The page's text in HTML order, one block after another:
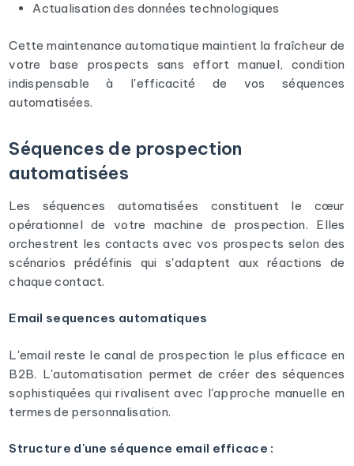
Actualisation des données technologiques
Cette maintenance automatique maintient la fraîcheur de
votre base prospects sans effort manuel, condition
indispensable à l'efficacité de vos séquences
automatisées.
Séquences de prospection
automatisées
Les séquences automatisées constituent le cœur
opérationnel de votre machine de prospection. Elles
orchestrent les contacts avec vos prospects selon des
scénarios prédéfinis qui s'adaptent aux réactions de
chaque contact.
Email sequences automatiques
L'email reste le canal de prospection le plus efficace en
B2B. L'automatisation permet de créer des séquences
sophistiquées qui rivalisent avec l'approche manuelle en
termes de personnalisation.
Structure d'une séquence email efficace :